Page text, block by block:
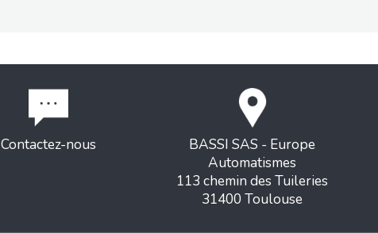
Contactez-nous
BASSI SAS - Europe
Automatismes
113 chemin des Tuileries
31400 Toulouse